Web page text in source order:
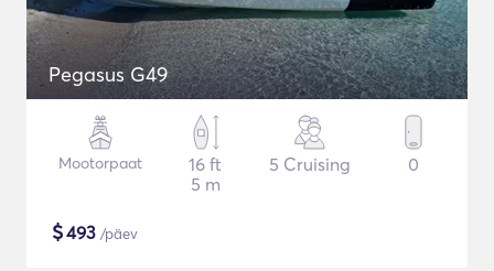
Pegasus G49
Mootorpaat
16 ft
5 m
5 Cruising 0
$493 /päev